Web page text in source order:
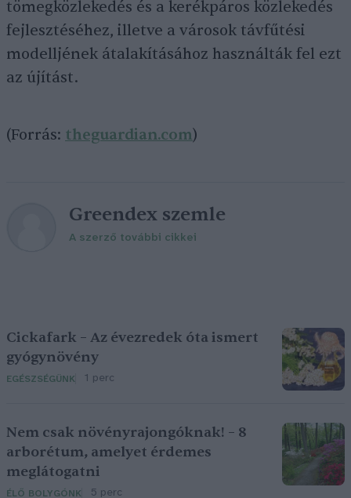
tömegközlekedés és a kerékpáros közlekedés
fejlesztéséhez, illetve a városok távfűtési
modelljének átalakításához használták fel ezt
az újítást.
(Forrás: theguardian.com)
Greendex szemle
A szerző további cikkei
Cickafark – Az évezredek óta ismert
gyógynövény
EGÉSZSÉGÜNK 1 perc
Nem csak növényrajongóknak! – 8
arborétum, amelyet érdemes
meglátogatni
ÉLŐ BOLYGÓNK 5 perc